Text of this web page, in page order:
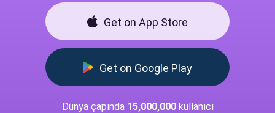
Get on App Store
Get on Google Play
Dünya çapında 15,000,000kullanıcı